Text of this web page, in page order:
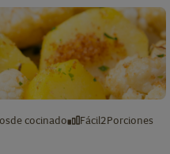
de cocinado Fácil2Porciones